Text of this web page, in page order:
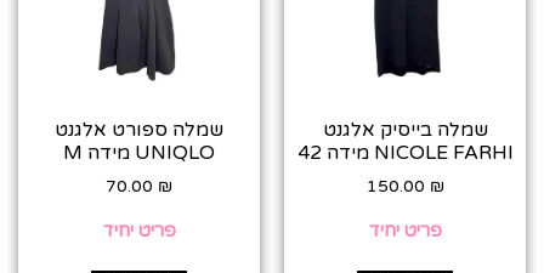
שמלה בייסיק אלגנט
NICOLE FARHI מידה 42
150.00 ₪
פריט יחיד
שמלה ספורט אלגנט
UNIQLO מידה M
70.00 ₪
פריט יחיד